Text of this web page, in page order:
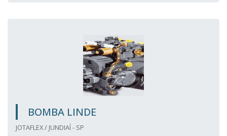
BOMBA LINDE
JOTAFLEX / JUNDIAÍ - SP